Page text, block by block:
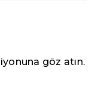
göz atın.